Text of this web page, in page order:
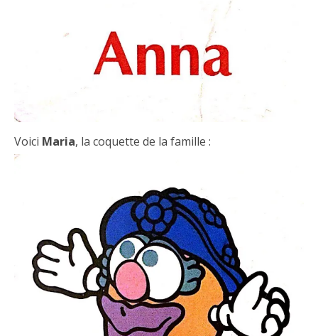
Voici Maria, la coquette de la famille :